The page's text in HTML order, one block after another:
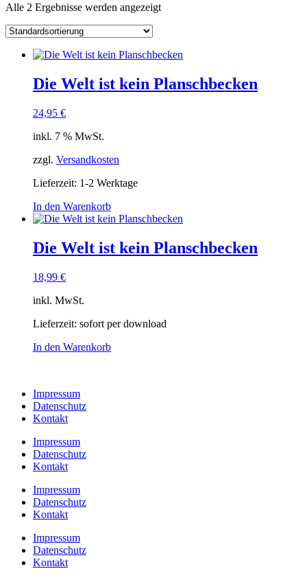
Alle 2 Ergebnisse werden angezeigt
Die Welt ist kein Planschbecken
24,95 €
inkl. 7 % MwSt.
zzgl. Versandkosten
Lieferzeit: 1-2 Werktage
In den Warenkorb
Die Welt ist kein Planschbecken
18,99 €
inkl. MwSt.
Lieferzeit: sofort per download
In den Warenkorb
Impressum
Datenschutz
Kontakt
Impressum
Datenschutz
Kontakt
Impressum
Datenschutz
Kontakt
Impressum
Datenschutz
Kontakt